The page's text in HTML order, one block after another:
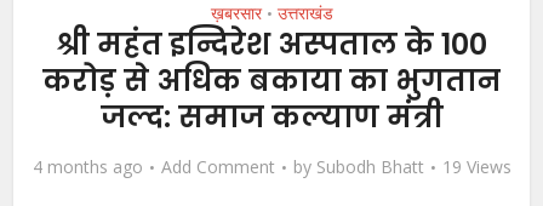
ख़बरसार • उत्तराखंड
श्री महंत इन्दिरेश अस्पताल के 100
करोड़ से अधिक बकाया का भुगतान
जल्द: समाज कल्याण मंत्री
4 months ago Add Comment by Subodh Bhatt 19 Views